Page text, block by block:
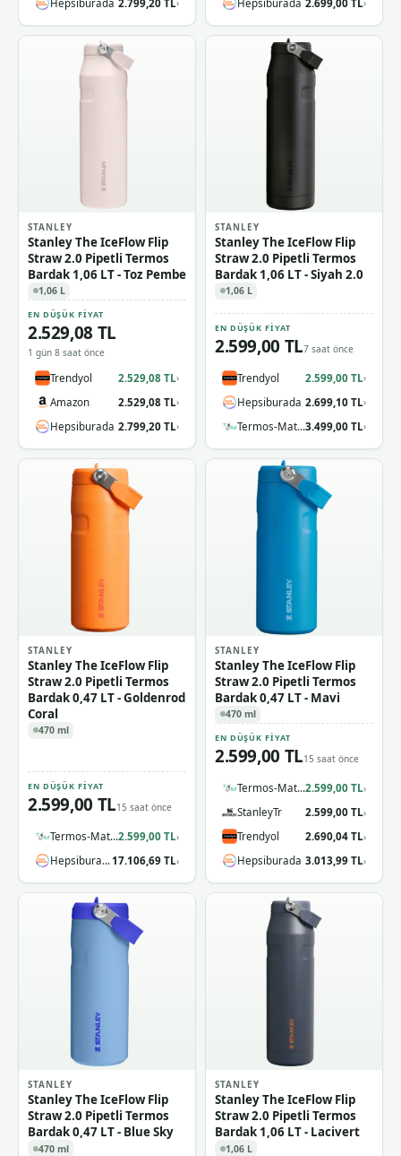
Hepsiburada 2.799,20 TL› Hepsiburada 2.699,00 TL›
STANLEY
Stanley The IceFlow Flip
Straw 2.0 Pipetli Termos
Bardak 1,06 LT - Toz Pembe
1,06 L
EN DÜŞÜK FIYAT
2.529,08 TL
1 gün 8 saat önce
Trendyol 2.529,08 TL›
Amazon 2.529,08 TL›
Hepsiburada 2.799,20 TL›
STANLEY
Stanley The IceFlow Flip
Straw 2.0 Pipetli Termos
Bardak 1,06 LT - Siyah 2.0
1,06 L
EN DÜŞÜK FIYAT
2.599,00 TL7 saat önce
Trendyol 2.599,00 TL›
Hepsiburada 2.699,10 TL›
Termos-Matara.com3.499,00 TL›
STANLEY
Stanley The IceFlow Flip
Straw 2.0 Pipetli Termos
Bardak 0,47 LT - Goldenrod
Coral
470 ml
EN DÜŞÜK FIYAT
2.599,00 TL15 saat önce
Termos-Matara.com2.599,00 TL›
Hepsiburada17.106,69 TL›
STANLEY
Stanley The IceFlow Flip
Straw 2.0 Pipetli Termos
Bardak 0,47 LT - Mavi
470 ml
EN DÜŞÜK FIYAT
2.599,00 TL15 saat önce
Termos-Matara.com2.599,00 TL›
StanleyTr 2.599,00 TL›
Trendyol 2.690,04 TL›
Hepsiburada 3.013,99 TL›
STANLEY
Stanley The IceFlow Flip
Straw 2.0 Pipetli Termos
Bardak 0,47 LT - Blue Sky
470 ml
STANLEY
Stanley The IceFlow Flip
Straw 2.0 Pipetli Termos
Bardak 1,06 LT - Lacivert
1,06 L